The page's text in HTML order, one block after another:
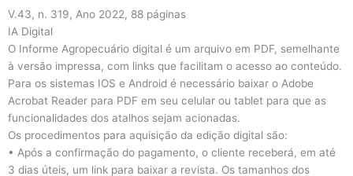
ornamentais
quantidade
V.43, n. 319, Ano 2022, 88 páginas
IA Digital
O Informe Agropecuário digital é um arquivo em PDF, semelhante
à versão impressa, com links que facilitam o acesso ao conteúdo.
Para os sistemas IOS e Android é necessário baixar o Adobe
Acrobat Reader para PDF em seu celular ou tablet para que as
funcionalidades dos atalhos sejam acionadas.
Os procedimentos para aquisição da edição digital são:
• Após a confirmação do pagamento, o cliente receberá, em até
3 dias úteis, um link para baixar a revista. Os tamanhos dos